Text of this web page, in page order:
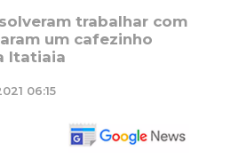
trabalhar com
um cafezinho
Itatiaia
06:15